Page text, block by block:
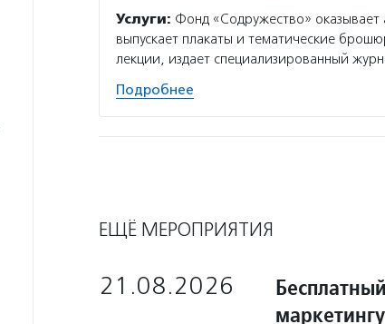
Услуги: Фонд «Содружество»
выпускает плакаты и тематические
лекции, издает специализированный
Подробнее
ЕЩЁ МЕРОПРИЯТИЯ
21.08.2026
маркетингу